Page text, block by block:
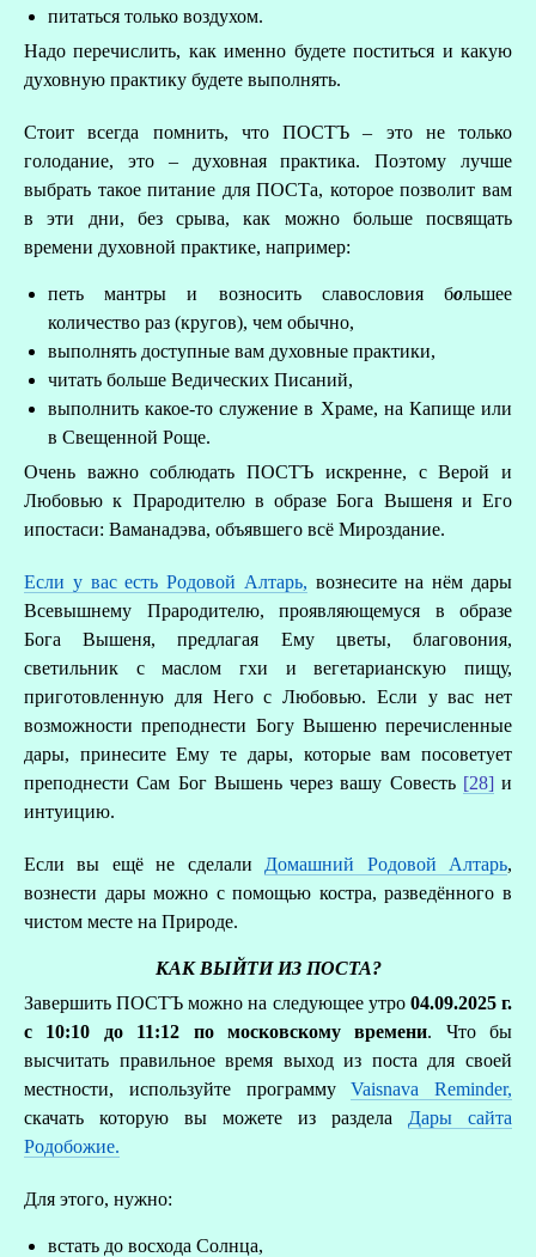
питаться только воздухом.
Надо перечислить, как именно будете поститься и какую
духовную практику будете выполнять.
Стоит всегда помнить, что ПОСТЪ – это не только
голодание, это – духовная практика. Поэтому лучше
выбрать такое питание для ПОСТа, которое позволит вам
в эти дни, без срыва, как можно больше посвящать
времени духовной практике, например:
петь мантры и возносить славословия большее
количество раз (кругов), чем обычно,
выполнять доступные вам духовные практики,
читать больше Ведических Писаний,
выполнить какое-то служение в Храме, на Капище или
в Свещенной Роще.
Очень важно соблюдать ПОСТЪ искренне, с Верой и
Любовью к Прародителю в образе Бога Вышеня и Его
ипостаси: Ваманадэва, объявшего всё Мироздание.
Если у вас есть Родовой Алтарь, вознесите на нём дары
Всевышнему Прародителю, проявляющемуся в образе
Бога Вышеня, предлагая Ему цветы, благовония,
светильник с маслом гхи и вегетарианскую пищу,
приготовленную для Него с Любовью. Если у вас нет
возможности преподнести Богу Вышеню перечисленные
дары, принесите Ему те дары, которые вам посоветует
преподнести Сам Бог Вышень через вашу Совесть [28] и
интуицию.
Если вы ещё не сделалиДомашний Родовой Алтарь,
вознести дары можно с помощью костра, разведённого в
чистом месте на Природе.
КАК ВЫЙТИ ИЗ ПОСТА?
Завершить ПОСТЪ можно на следующее утро 04.09.2025 г.
с 10:10 до 11:12 по московскому времени. Что бы
высчитать правильное время выход из поста для своей
местности, используйте программуVaisnava Reminder,
скачать которую вы можете из раздела Дары сайта
Родобожие.
Для этого, нужно:
встать до восхода Солнца,